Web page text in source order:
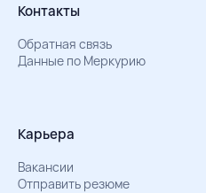
Контакты
Обратная связь
Данные по Меркурию
Карьера
Вакансии
Отправить резюме